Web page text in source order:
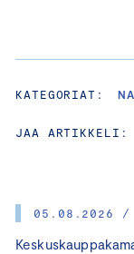
05.08.2026 /
KATEGORIAT:
JAA ARTIKKELI: